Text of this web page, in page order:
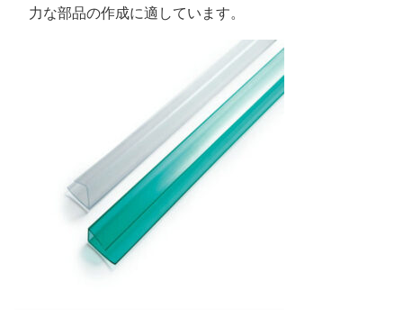
力な部品の作成に適しています。